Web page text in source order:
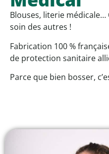
Blouses, literie
soin des autres !
Fabrication 100 %
de protection sanitaire
Parce que bien bosser,